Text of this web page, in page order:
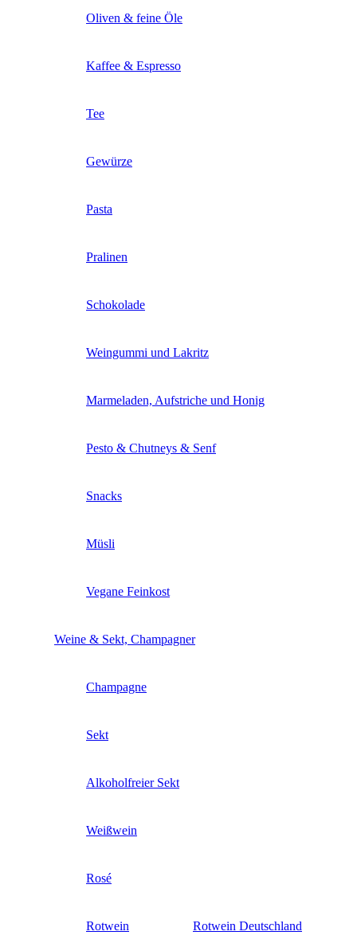
Oliven & feine Öle
Kaffee & Espresso
Tee
Gewürze
Pasta
Pralinen
Schokolade
Weingummi und Lakritz
Marmeladen, Aufstriche und Honig
Pesto & Chutneys & Senf
Snacks
Müsli
Vegane Feinkost
Weine & Sekt, Champagner
Champagne
Sekt
Alkoholfreier Sekt
Weißwein
Rosé
Rotwein Rotwein Deutschland